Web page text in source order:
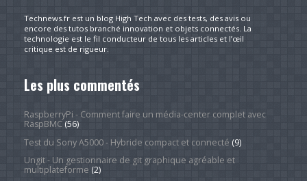
Technews.fr est un blog High Tech avec des tests, des avis ou
encore des tutos branché innovation et objets connectés. La
technologie est le fil conducteur de tous les articles et l’œil
critique est de rigueur.
Les plus commentés
RaspberryPi - Comment faire un média-center complet avec
RaspBMC(56)
Test du Sony A5000 - Hybride compact et connecté (9)
Ungit - Un gestionnaire de git graphique agréable et
multiplateforme (2)